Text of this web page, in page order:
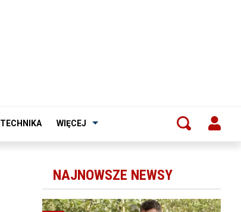
TECHNIKA WIĘCEJ
NAJNOWSZE NEWSY